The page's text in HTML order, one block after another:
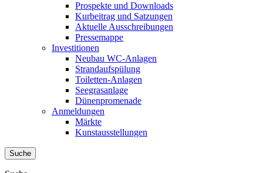
Prospekte und Downloads
Kurbeitrag und Satzungen
Aktuelle Ausschreibungen
Pressemappe
Investitionen
Neubau WC-Anlagen
Strandaufspülung
Toiletten-Anlagen
Seegrasanlage
Dünenpromenade
Anmeldungen
Märkte
Kunstausstellungen
Suche